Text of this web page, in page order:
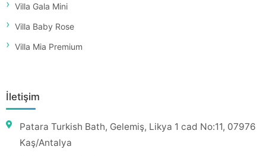
Villa Gala Mini
Villa Baby Rose
Villa Mia Premium
İletişim
Patara Turkish Bath, Gelemiş, Likya 1 cad No:11, 07976
Kaş/Antalya